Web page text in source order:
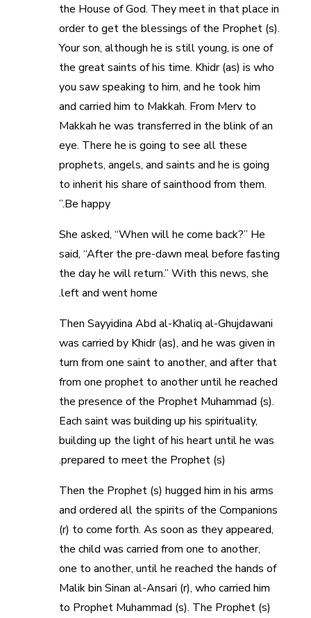
the House of God. They meet in that place in
order to get the blessings of the Prophet (s).
Your son, although he is still young, is one of
the great saints of his time. Khidr (as) is who
you saw speaking to him, and he took him
and carried him to Makkah. From Merv to
Makkah he was transferred in the blink of an
eye. There he is going to see all these
prophets, angels, and saints and he is going
to inherit his share of sainthood from them.
Be happy.”
She asked, “When will he come back?” He
said, “After the pre-dawn meal before fasting
the day he will return.” With this news, she
left and went home.
Then Sayyidina Abd al-Khaliq al-Ghujdawani
was carried by Khidr (as), and he was given in
turn from one saint to another, and after that
from one prophet to another until he reached
the presence of the Prophet Muhammad (s).
Each saint was building up his spirituality,
building up the light of his heart until he was
prepared to meet the Prophet (s).
Then the Prophet (s) hugged him in his arms
and ordered all the spirits of the Companions
(r) to come forth. As soon as they appeared,
the child was carried from one to another,
one to another, until he reached the hands of
Malik bin Sinan al-Ansari (r), who carried him
to Prophet Muhammad (s). The Prophet (s)